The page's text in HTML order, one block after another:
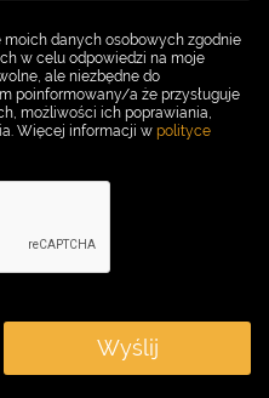
danych osobowych zgodnie
w celu odpowiedzi na moje
ale niezbędne do
poinformowany/a że przysługuje
możliwości ich poprawiania,
Więcej informacji w polityce
Wyślij